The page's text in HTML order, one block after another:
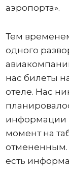
аэропорта».
Тем
одного
нас билеты
отеле. Нас
информации
момент на
отмененным.
есть